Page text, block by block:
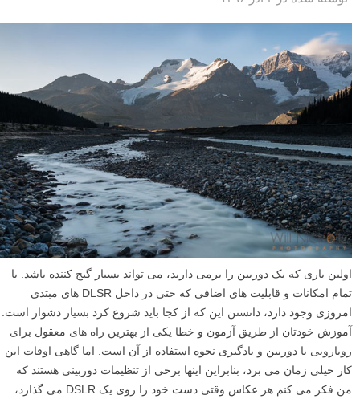
اولین باری که یک دوربین را برمی دارید، می تواند بسیار گیج کننده باشد. با
تمام امکانات و قابلیت های اضافی که حتی در داخل DLSR های مبتدی
امروزی وجود دارد، دانستن این که از کجا باید شروع کرد بسیار دشوار است.
آموزش خودتان از طریق آزمون و خطا یکی از بهترین راه های معقول برای
رویارویی با دوربین و یادگیری نحوه استفاده از آن است. اما گاهی اوقات این
کار خیلی زمان می برد، بنابراین اینها برخی از تنظیمات دوربینی هستند که
من فکر می کنم هر عکاس وقتی دست خود را روی یک DSLR می گذارد،